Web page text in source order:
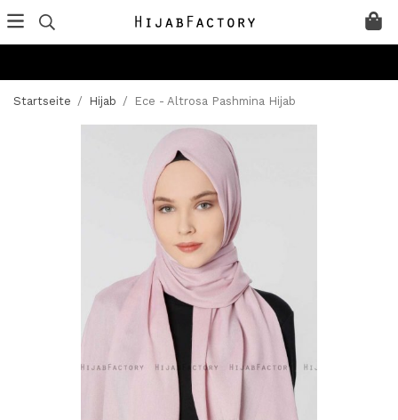
Startseite / Hijab / Ece - Altrosa Pashmina Hijab